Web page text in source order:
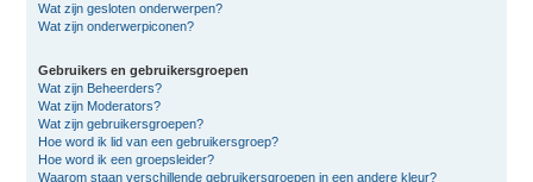
Wat zijn gesloten onderwerpen?
Wat zijn onderwerpiconen?
Gebruikers en gebruikersgroepen
Wat zijn Beheerders?
Wat zijn Moderators?
Wat zijn gebruikersgroepen?
Hoe word ik lid van een gebruikersgroep?
Hoe word ik een groepsleider?
Waarom staan verschillende gebruikersgroepen in een andere kleur?